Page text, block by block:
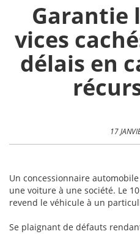
Garantie
vices
délais en
17
Un concessionnaire
une voiture à une société. Le
revend le véhicule à un
Se plaignant de défauts